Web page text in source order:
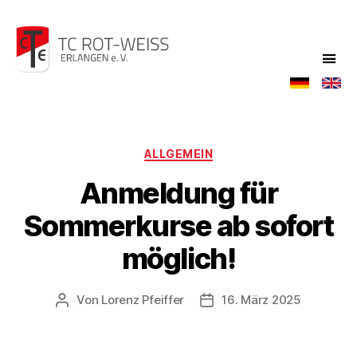
Kategorien
ALLGEMEIN
Anmeldung für
Sommerkurse ab sofort
möglich!
Beitragsautor
Von Lorenz Pfeiffer Veröffentlichungsdatum
16. März 2025